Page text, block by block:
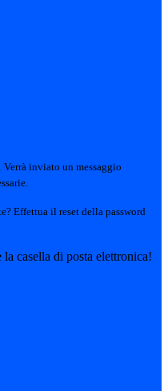
Verrà inviato un messaggio
Effettua il reset della password
casella di posta elettronica!